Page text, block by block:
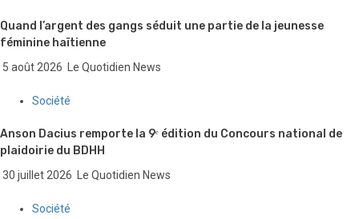
Quand l’argent des gangs séduit une partie de la jeunesse
féminine haïtienne
5 août 2026 Le Quotidien News
Société
Anson Dacius remporte la 9ᵉ édition du Concours national de
plaidoirie du BDHH
30 juillet 2026 Le Quotidien News
Société